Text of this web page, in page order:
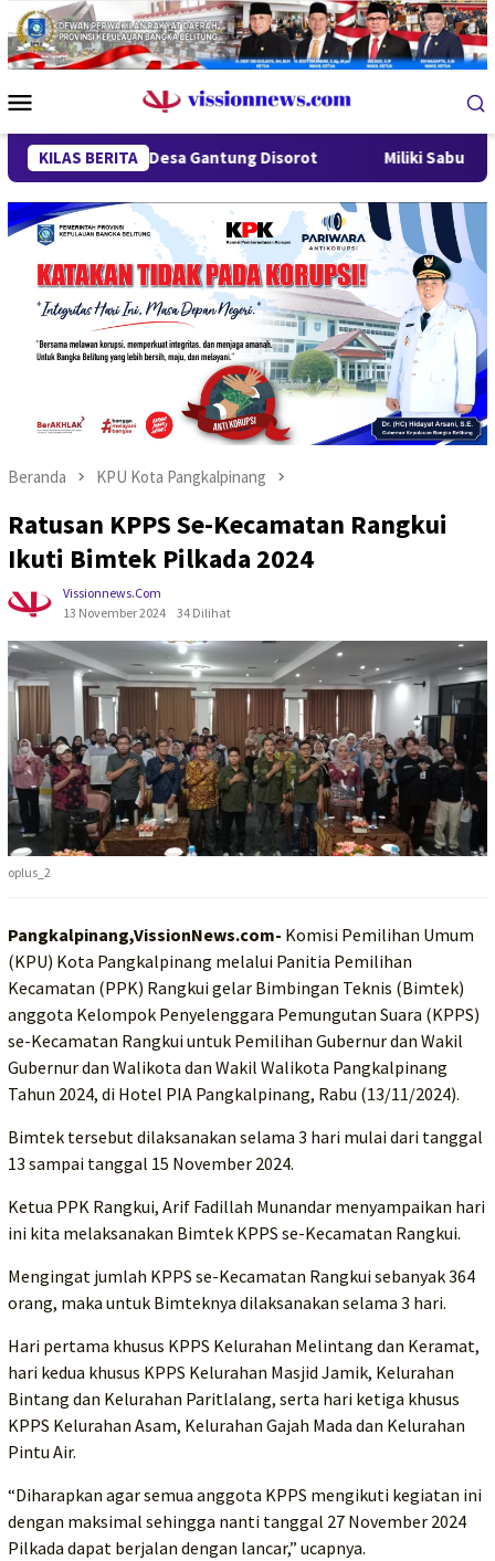
Loncat
ke
konten
Mobile
KILAS BERITA
Desa Gantung Disorot Miliki Sabu 50 Gram, IRT di
Beranda KPU Kota Pangkalpinang
Ratusan KPPS Se-Kecamatan Rangkui
Ikuti Bimtek Pilkada 2024
Vissionnews.com
13 November 2024
34 Dilihat
oplus_2
Pangkalpinang,VissionNews.com- Komisi Pemilihan Umum
(KPU) Kota Pangkalpinang melalui Panitia Pemilihan
Kecamatan (PPK) Rangkui gelar Bimbingan Teknis (Bimtek)
anggota Kelompok Penyelenggara Pemungutan Suara (KPPS)
se-Kecamatan Rangkui untuk Pemilihan Gubernur dan Wakil
Gubernur dan Walikota dan Wakil Walikota Pangkalpinang
Tahun 2024, di Hotel PIA Pangkalpinang, Rabu (13/11/2024).
Bimtek tersebut dilaksanakan selama 3 hari mulai dari tanggal
13 sampai tanggal 15 November 2024.
Ketua PPK Rangkui, Arif Fadillah Munandar menyampaikan hari
ini kita melaksanakan Bimtek KPPS se-Kecamatan Rangkui.
Mengingat jumlah KPPS se-Kecamatan Rangkui sebanyak 364
orang, maka untuk Bimteknya dilaksanakan selama 3 hari.
Hari pertama khusus KPPS Kelurahan Melintang dan Keramat,
hari kedua khusus KPPS Kelurahan Masjid Jamik, Kelurahan
Bintang dan Kelurahan Paritlalang, serta hari ketiga khusus
KPPS Kelurahan Asam, Kelurahan Gajah Mada dan Kelurahan
Pintu Air.
“Diharapkan agar semua anggota KPPS mengikuti kegiatan ini
dengan maksimal sehingga nanti tanggal 27 November 2024
Pilkada dapat berjalan dengan lancar,” ucapnya.